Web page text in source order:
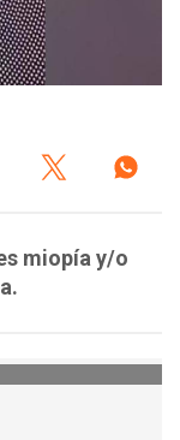
miopía y/o